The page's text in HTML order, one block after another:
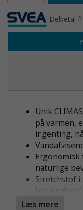
Delbetal
Unik
på varmen,
ingenting,
naturlige
Stretchstof i
Ekstra
Læs mere